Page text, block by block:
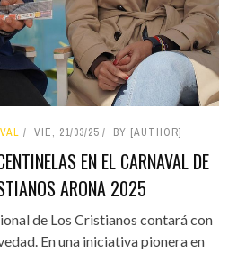
VIE, 21/03/25 BY [AUTHOR]
EN EL CARNAVAL DE
ARONA 2025
de Los Cristianos contará con
En una iniciativa pionera en